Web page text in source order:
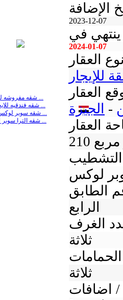
الإضافة
2023-12-07
ينتهي في
2024-01-07
العقار
للإيجار
العقار
- الجيزة
العقار
مربع
لوكس
الطابق
الرابع
الغرف
ثلاثة
ثلاثة
اضافات